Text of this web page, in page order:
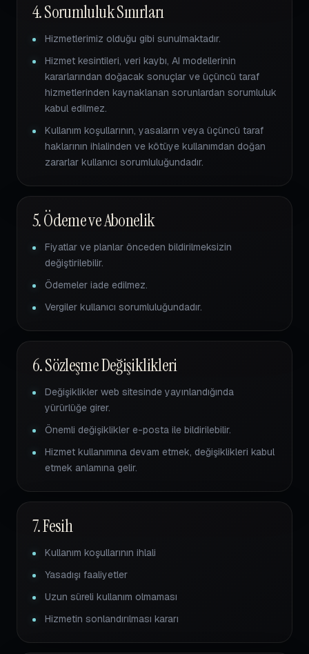
4. Sorumluluk Sınırları
Hizmetlerimiz olduğu gibi sunulmaktadır.
Hizmet kesintileri, veri kaybı, AI modellerinin
kararlarından doğacak sonuçlar ve üçüncü taraf
hizmetlerinden kaynaklanan sorunlardan sorumluluk
kabul edilmez.
Kullanım koşullarının, yasaların veya üçüncü taraf
haklarının ihlalinden ve kötüye kullanımdan doğan
zararlar kullanıcı sorumluluğundadır.
5. Ödeme ve Abonelik
Fiyatlar ve planlar önceden bildirilmeksizin
değiştirilebilir.
Ödemeler iade edilmez.
Vergiler kullanıcı sorumluluğundadır.
6. Sözleşme Değişiklikleri
Değişiklikler web sitesinde yayınlandığında
yürürlüğe girer.
Önemli değişiklikler e-posta ile bildirilebilir.
Hizmet kullanımına devam etmek, değişiklikleri kabul
etmek anlamına gelir.
7. Fesih
Kullanım koşullarının ihlali
Yasadışı faaliyetler
Uzun süreli kullanım olmaması
Hizmetin sonlandırılması kararı